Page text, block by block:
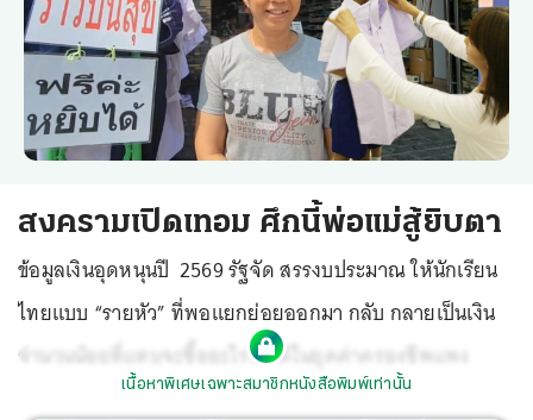
สงครามเปิดเทอม ศึกนี้พ่อแม่สู้ยิบตา
ข้อมูลเงินอุดหนุนปี 2569 รัฐจัด สรรงบประมาณ ให้นักเรียน
ไทยแบบ “รายหัว” ที่พอแยกย่อยออกมา กลับ กลายเป็นเงิน
จำนวนน้อยที่แทบจะซื้ออะไรไม่ได้ในยุคค่าครองชีพแพง
เนื้อหาพิเศษเฉพาะสมาชิกหนังสือพิมพ์เท่านั้น